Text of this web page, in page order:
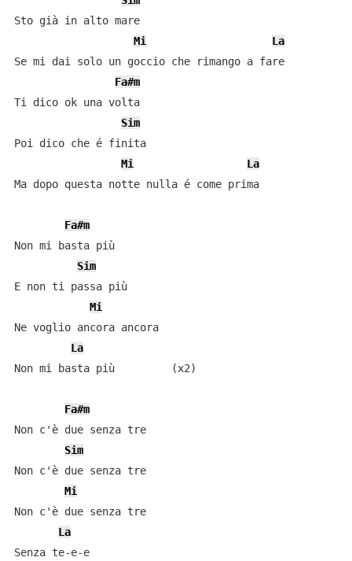
Sto già in alto mare
Mi
La
Se mi dai solo un goccio che rimango a fare
Fa#m
Ti dico ok una volta
Sim
Poi dico che é finita
Mi
La
Ma dopo questa notte nulla é come prima
Fa#m
Non mi basta più
Sim
E non ti passa più
Mi
Ne voglio ancora ancora
La
Non mi basta più         (x2)
Fa#m
Non c'è due senza tre
Sim
Non c'è due senza tre
Mi
Non c'è due senza tre
La
Senza te-e-e